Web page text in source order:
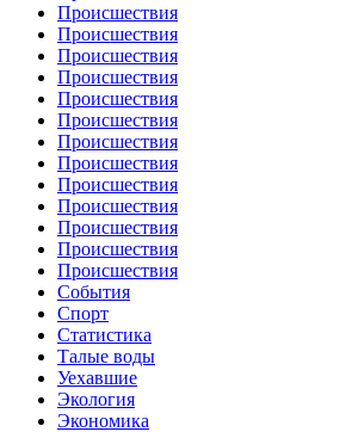
Происшествия
Происшествия
Происшествия
Происшествия
Происшествия
Происшествия
Происшествия
Происшествия
Происшествия
Происшествия
Происшествия
Происшествия
Происшествия
События
Спорт
Статистика
Талые воды
Уехавшие
Экология
Экономика